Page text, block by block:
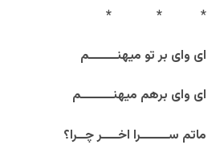
*
*
*
ای وای بر تو میهنـــــــم
ای وای برهم میهنــــــــم
ماتم ســـــــرا اخــــر چــرا؟